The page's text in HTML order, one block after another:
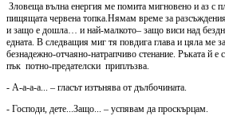
Зловеща вълна енергия ме помита мигновено и аз с
пищящата червена топка.Нямам време за
и защо е дошла… и най-малкото– защо виси над
едната. В следващия миг тя повдига глава и цяла ме
безнадежно-отчаяно-натрапчиво стенание. Ръката й е
пък потно-предателски приплъзва.
- А-а-а-а... – гласът изтънява от дълбочината.
- Господи, дете...Защо... – успявам да проскърцам.